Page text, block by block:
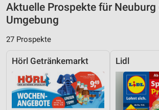
Aktuelle Prospekte für Neuburg
Umgebung
27 Prospekte
Hörl Getränkemarkt Lidl